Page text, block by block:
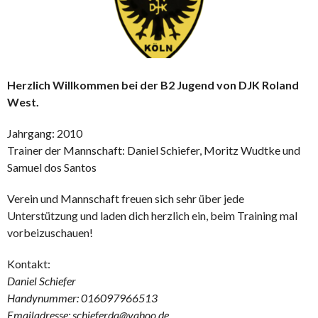
Herzlich Willkommen bei der B2 Jugend von DJK Roland
West.
Jahrgang: 2010
Trainer der Mannschaft: Daniel Schiefer, Moritz Wudtke und
Samuel dos Santos
Verein und Mannschaft freuen sich sehr über jede
Unterstützung und laden dich herzlich ein, beim Training mal
vorbeizuschauen!
Kontakt:
Daniel Schiefer
Handynummer: 016097966513
Emailadresse: schieferda@yahoo.de